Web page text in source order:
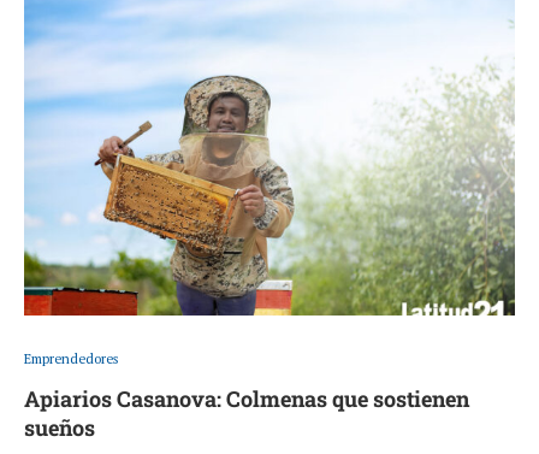
Emprendedores
Apiarios Casanova: Colmenas que sostienen
sueños